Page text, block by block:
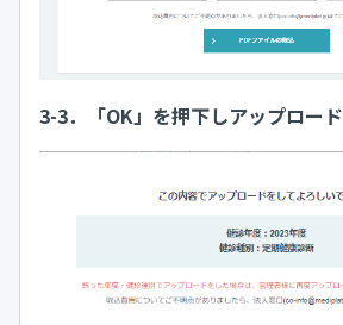
3-3．「OK」を押下しアップロード